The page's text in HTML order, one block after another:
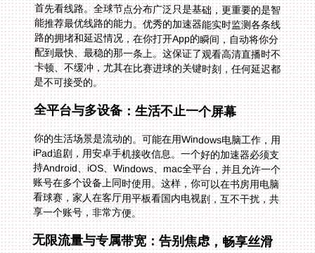
首先看线路。全球节点分布广泛只是基础，更重要的是智
能推荐最优线路的能力。优秀的加速器能实时监测各条线
路的拥堵和延迟情况，在你打开App的瞬间，自动将你分
配到最快、最稳的那一条上。这保证了观看高清直播时不
卡顿、不缓冲，尤其在比赛进球的关键时刻，任何延迟都
是不可接受的。
全平台与多设备：生活不止一个屏幕
你的生活场景是流动的。可能在用Windows电脑工作，用
iPad追剧，用安卓手机接收信息。一个好的加速器必须支
持Android、iOS、Windows、mac全平台，并且允许一个
账号在多个设备上同时使用。这样，你可以在书房用电脑
看球赛，家人在客厅用平板看国内电视剧，互不干扰，共
享一个账号，非常方便。
无限流量与专属带宽：告别焦虑，畅享丝滑